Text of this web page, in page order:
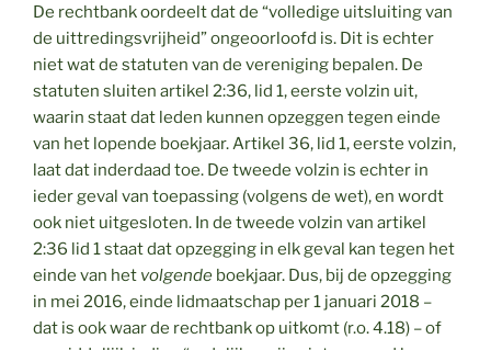
De rechtbank oordeelt dat de “volledige uitsluiting van
de uittredingsvrijheid” ongeoorloofd is. Dit is echter
niet wat de statuten van de vereniging bepalen. De
statuten sluiten artikel 2:36, lid 1, eerste volzin uit,
waarin staat dat leden kunnen opzeggen tegen einde
van het lopende boekjaar. Artikel 36, lid 1, eerste volzin,
laat dat inderdaad toe. De tweede volzin is echter in
ieder geval van toepassing (volgens de wet), en wordt
ook niet uitgesloten. In de tweede volzin van artikel
2:36 lid 1 staat dat opzegging in elk geval kan tegen het
einde van het volgende boekjaar. Dus, bij de opzegging
in mei 2016, einde lidmaatschap per 1 januari 2018 –
dat is ook waar de rechtbank op uitkomt (r.o. 4.18) – of